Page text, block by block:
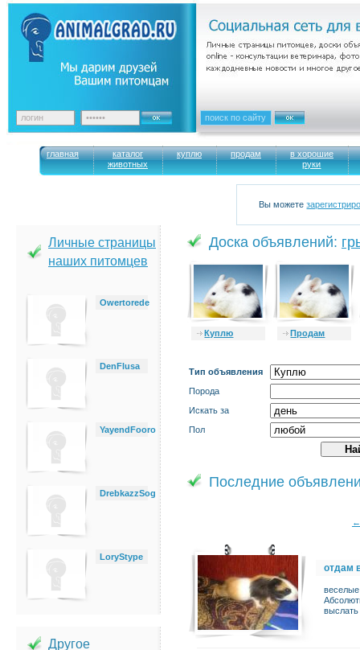
главная
каталог
животных
куплю продам
в хорошие
руки
Вы можете
Личные страницы
наших питомцев
Owertorede
DenFlusa
YayendFooro
DrebkazzSog
LoryStype
Другое
Доска объявлений:
Куплю Продам
Тип объявления
Порода
Искать за
Пол
Последние
←
отдам
веселые
выслать